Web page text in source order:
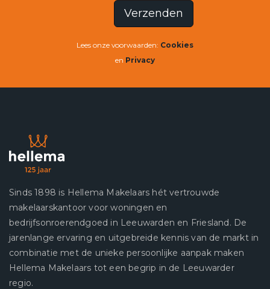
Verzenden
Lees onze voorwaarden: Cookies
en Privacy
Sinds 1898 is Hellema Makelaars hét vertrouwde
makelaarskantoor voor woningen en
bedrijfsonroerendgoed in Leeuwarden en Friesland. De
jarenlange ervaring en uitgebreide kennis van de markt in
combinatie met de unieke persoonlijke aanpak maken
Hellema Makelaars tot een begrip in de Leeuwarder
regio.